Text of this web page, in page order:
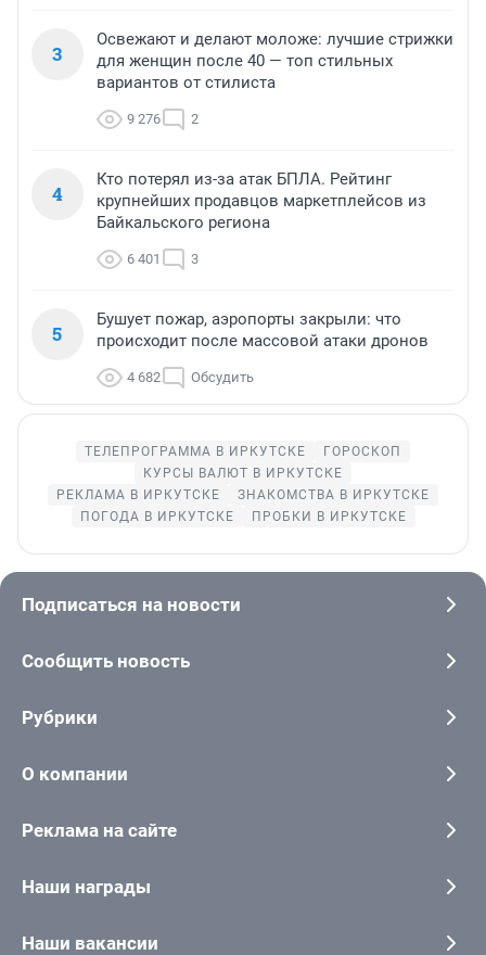
3
Освежают и делают моложе: лучшие стрижки
для женщин после 40 — топ стильных
вариантов от стилиста
9 276 2
4
Кто потерял из-за атак БПЛА. Рейтинг
крупнейших продавцов маркетплейсов из
Байкальского региона
6 401 3
5
Бушует пожар, аэропорты закрыли: что
происходит после массовой атаки дронов
4 682 Обсудить
ТЕЛЕПРОГРАММА В ИРКУТСКЕ
ГОРОСКОП
КУРСЫ ВАЛЮТ В ИРКУТСКЕ
РЕКЛАМА В ИРКУТСКЕ
ЗНАКОМСТВА В ИРКУТСКЕ
ПОГОДА В ИРКУТСКЕ
ПРОБКИ В ИРКУТСКЕ
Подписаться на новости
Сообщить новость
Рубрики
О компании
Реклама на сайте
Наши награды
Наши вакансии